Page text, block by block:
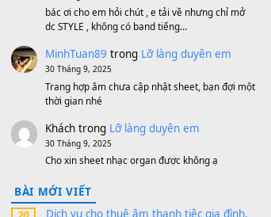
MinhTuan89trong [CHIA SẺ] Bộ Dữ Liệu
– Sample MITUMI V1 Cho Đàn Yamaha
S750, S950
11 Tháng 7, 2026
https://vietkeyboard.vn/bo-du-lieu-sample-
mitumi-cho-dan-psr-sx900-psr-sx700/
thaibaoduong68trong Bộ dữ liệu
MITUMI cho Đàn PSR-SX900 và PSR-
SX700
24 Tháng 4, 2026
Có giữ liệu 720 ko tuân e xin với ạ